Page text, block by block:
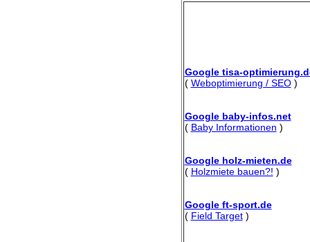
Google tisa-
( Weboptimierung / SEO)
Google baby-infos.net
( Baby Informationen )
Google holz-mieten.de
( Holzmiete bauen?! )
Google ft-sport.de
( Field Target)